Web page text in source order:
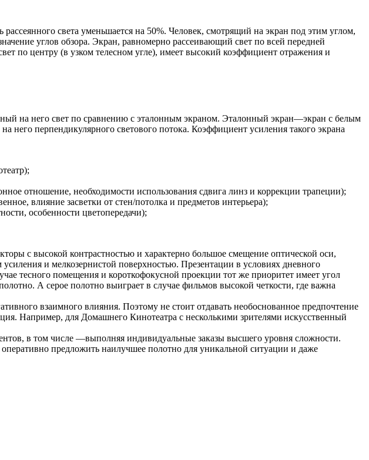
света уменьшается на 50%. Человек, смотрящий на экран под этим углом,
углов обзора. Экран, равномерно рассеивающий свет по всей передней
по центру (в узком телесном угле), имеет высокий коэффициент отражения и
на него свет по сравнению с эталонным экраном. Эталонный экран—экран с белым
перпендикулярного светового потока. Коэффициент усиления такого экрана
отношение, необходимости использования сдвига линз и коррекции трапеции);
влияние засветки от стен/потолка и предметов интерьера);
особенности цветопередачи);
с высокой контрастностью и характерно большое смещение оптической оси,
и мелкозернистой поверхностью. Презентации в условиях дневного
тесного помещения и короткофокусной проекции тот же приоритет имеет угол
А серое полотно выиграет в случае фильмов высокой четкости, где важна
взаимного влияния. Поэтому не стоит отдавать необоснованное предпочтение
Например, для Домашнего Кинотеатра с несколькими зрителями искусственный
в том числе —выполняя индивидуальные заказы высшего уровня сложности.
предложить наилучшее полотно для уникальной ситуации и даже